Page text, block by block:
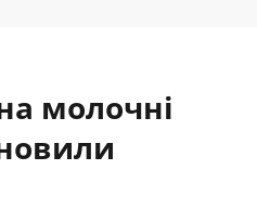
молочні